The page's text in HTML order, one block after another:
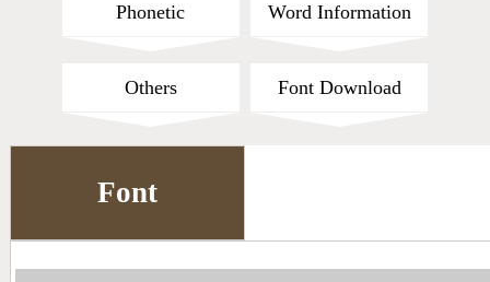
CNS Query
Phonetic Word Information
Others Font Download
Font